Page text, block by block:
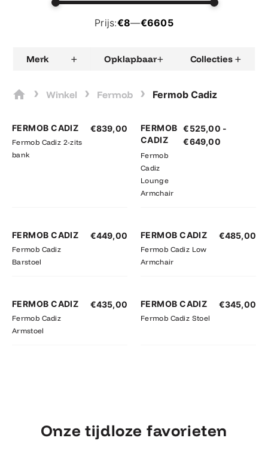
Prijs:€8—€6605
Merk + Opklapbaar+ Collecties +
› Winkel › Fermob › Fermob Cadiz
FERMOB CADIZ
Fermob Cadiz 2-zits
bank
€839,00
FERMOB
CADIZ
Fermob
Cadiz
Lounge
Armchair
€525,00 -
€649,00
€525,00
tot
FERMOB CADIZ
Fermob Cadiz
Barstoel
€449,00 FERMOB CADIZ
Fermob Cadiz Low
Armchair
€485,00
FERMOB CADIZ
Fermob Cadiz
Armstoel
€435,00 FERMOB CADIZ
Fermob Cadiz Stoel
€345,00
Onze tijdloze favorieten